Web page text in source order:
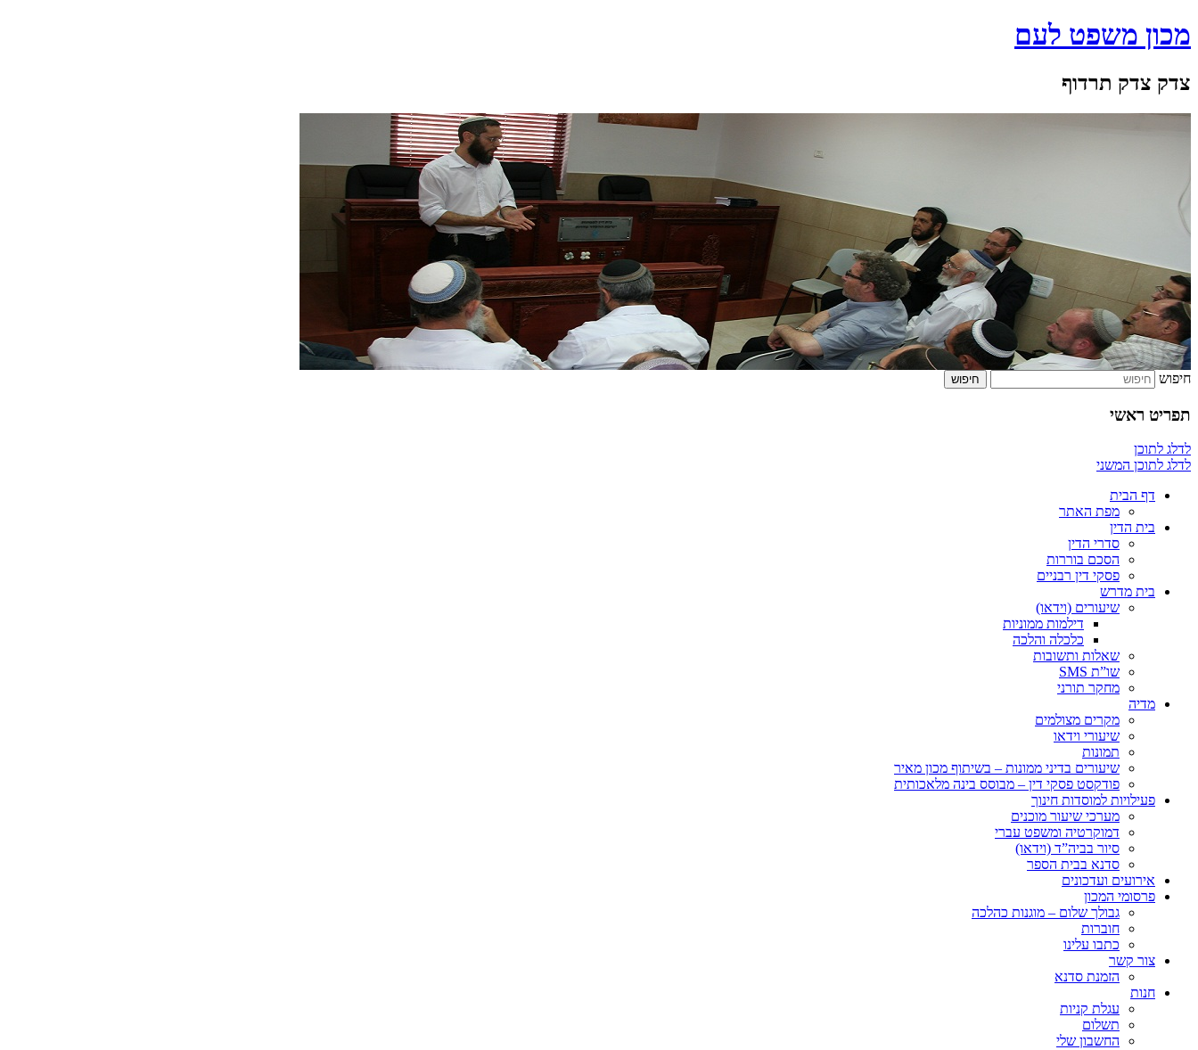
מכון משפט לעם
צדק צדק תרדוף
חיפוש
תפריט ראשי
לדלג לתוכן
לדלג לתוכן המשני
דף הבית
מפת האתר
בית הדין
סדרי הדין
הסכם בוררות
פסקי דין רבניים
בית מדרש
שיעורים (וידאו)
דילמות ממוניות
כלכלה והלכה
שאלות ותשובות
שו”ת SMS
מחקר תורני
מדיה
מקרים מצולמים
שיעורי וידאו
תמונות
שיעורים בדיני ממונות – בשיתוף מכון מאיר
פודקסט פסקי דין – מבוסס בינה מלאכותית
פעילויות למוסדות חינוך
מערכי שיעור מוכנים
דמוקרטיה ומשפט עברי
סיור בביה”ד (וידאו)
סדנא בבית הספר
אירועים ועדכונים
פרסומי המכון
גבולך שלום – מוגנות כהלכה
חוברות
כתבו עלינו
צור קשר
הזמנת סדנא
חנות
עגלת קניות
תשלום
החשבון שלי